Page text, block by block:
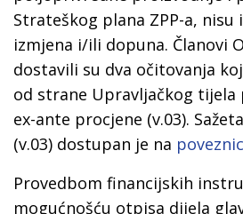
Strateškog plana ZPP-a,
izmjena i/ili dopuna. Članovi
dostavili su dva očitovanja
od strane Upravljačkog tijela
ex-ante procjene (v.03).
(v.03) dostupan je na poveznic
Provedbom financijskih
mogućnošću otpisa dijela